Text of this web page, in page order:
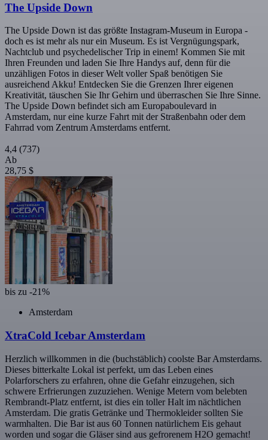
The Upside Down
The Upside Down ist das größte Instagram-Museum in Europa -
doch es ist mehr als nur ein Museum. Es ist Vergnügungspark,
Nachtclub und psychedelischer Trip in einem! Kommen Sie mit
Ihren Freunden und laden Sie Ihre Handys auf, denn für die
unzähligen Fotos in dieser Welt voller Spaß benötigen Sie
ausreichend Akku! Entdecken Sie die Grenzen Ihrer eigenen
Kreativität, täuschen Sie Ihr Gehirn und überraschen Sie Ihre Sinne.
The Upside Down befindet sich am Europaboulevard in
Amsterdam, nur eine kurze Fahrt mit der Straßenbahn oder dem
Fahrrad vom Zentrum Amsterdams entfernt.
4,4 (737)
Ab
28,75 $
bis zu -21%
Amsterdam
XtraCold Icebar Amsterdam
Herzlich willkommen in die (buchstäblich) coolste Bar Amsterdams.
Dieses bitterkalte Lokal ist perfekt, um das Leben eines
Polarforschers zu erfahren, ohne die Gefahr einzugehen, sich
schwere Erfrierungen zuzuziehen. Wenige Metern vom belebten
Rembrandt-Platz entfernt, ist dies ein toller Halt im nächtlichen
Amsterdam. Die gratis Getränke und Thermokleider sollten Sie
warmhalten. Die Bar ist aus 60 Tonnen natürlichem Eis gehaut
worden und sogar die Gläser sind aus gefrorenem H2O gemacht!